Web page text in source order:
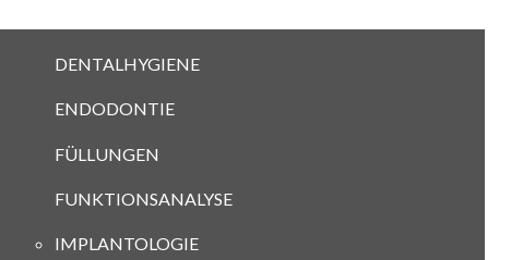
DENTALHYGIENE
ENDODONTIE
FÜLLUNGEN
FUNKTIONSANALYSE
IMPLANTOLOGIE